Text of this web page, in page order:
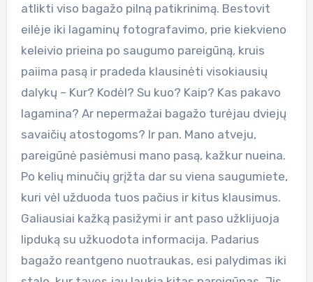
atlikti viso bagažo pilną patikrinimą. Bestovit
eilėje iki lagaminų fotografavimo, prie kiekvieno
keleivio prieina po saugumo pareigūną, kruis
paiima pasą ir pradeda klausinėti visokiausių
dalykų – Kur? Kodėl? Su kuo? Kaip? Kas pakavo
lagamina? Ar nepermažai bagažo turėjau dviejų
savaičių atostogoms? Ir pan. Mano atveju,
pareigūnė pasiėmusi mano pasą, kažkur nueina.
Po kelių minučių grįžta dar su viena saugumiete,
kuri vėl užduoda tuos pačius ir kitus klausimus.
Galiausiai kažką pasižymi ir ant paso užklijuoja
lipduką su užkuodota informacija. Padarius
bagažo reantgeno nuotraukas, esi palydimas iki